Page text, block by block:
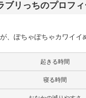
ブリっちのプロフ
、ぽちゃぽちゃカワイ
起きる時間
寝る時間